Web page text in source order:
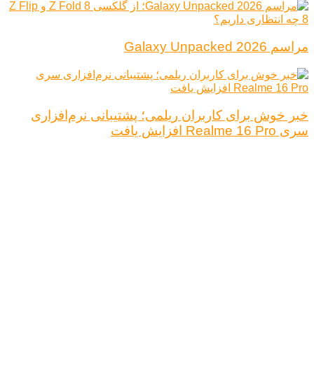
مراسم Galaxy Unpacked 2026
خبر خوش برای کاربران ریلمی؛ پشتیبانی نرم‌افزاری
سری Realme 16 Pro افزایش یافت